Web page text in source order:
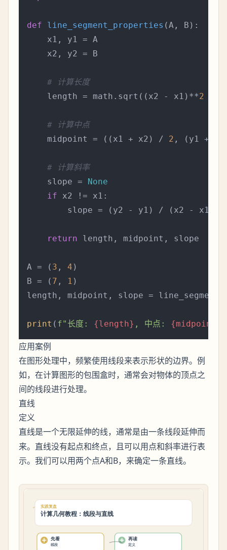
def line_segment_properties (A, B ):
    x1, y1 = A
    x2, y2 = B
# 计算长度
    length = math.sqrt((x2 - x1)**
2
# 计算中点
    midpoint = ((x1 + x2) /
2 , (y1 +
# 计算斜率
    slope =
None
if x2 != x1:
        slope = (y2 - y1) / (x2 - x1)
return length, midpoint, slope
A = ( 3 , 4 )
B = ( 7 , 1 )
length, midpoint, slope =
print ( f"长度: {length} , 中点: {midpoint}
应用案例
在图形处理中，频繁使用线段来表示形状的边界。例
如，在计算图形的包围盒时，通常会对物体的顶点之
间的线段进行处理。
直线
定义
直线是一个无限延伸的线，通常是由一条线段延伸而
来。直线没有起点和终点，且可以用点和斜率进行表
示。我们可以用两个点A和B，来确定一条直线。